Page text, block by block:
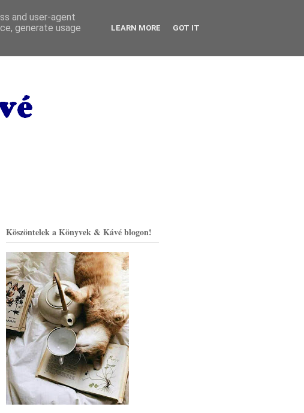
Köszöntelek a Könyvek & Kávé blogon!
and user-agent
generate usage
LEARN MORE GOT IT